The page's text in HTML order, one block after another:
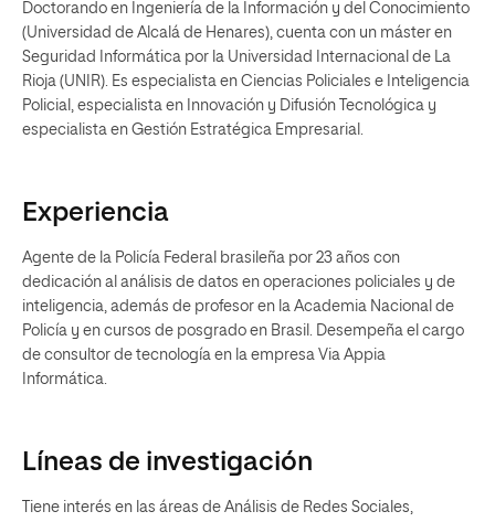
Doctorando en Ingeniería de la Información y del Conocimiento
(Universidad de Alcalá de Henares), cuenta con un máster en
Seguridad Informática por la Universidad Internacional de La
Rioja (UNIR). Es especialista en Ciencias Policiales e Inteligencia
Policial, especialista en Innovación y Difusión Tecnológica y
especialista en Gestión Estratégica Empresarial.
Experiencia
Agente de la Policía Federal brasileña por 23 años con
dedicación al análisis de datos en operaciones policiales y de
inteligencia, además de profesor en la Academia Nacional de
Policía y en cursos de posgrado en Brasil. Desempeña el cargo
de consultor de tecnología en la empresa Via Appia
Informática.
Líneas de investigación
Tiene interés en las áreas de Análisis de Redes Sociales,